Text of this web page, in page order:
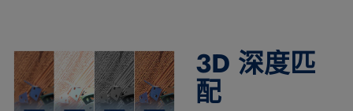
3D 深度匹
配